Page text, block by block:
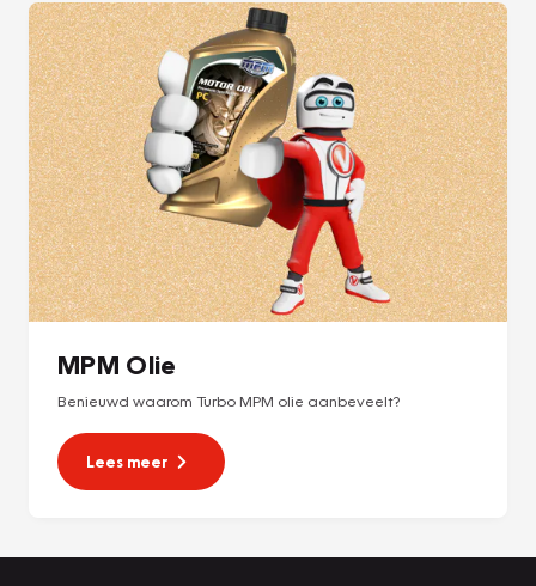
MPM Olie
Benieuwd waarom Turbo MPM olie aanbeveelt?
Lees meer